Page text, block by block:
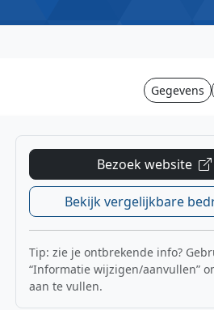
Gegevens
Bezoek website
Bekijk vergelijkbare
Tip: zie je ontbrekende info?
“Informatie wijzigen/aanvullen”
aan te vullen.